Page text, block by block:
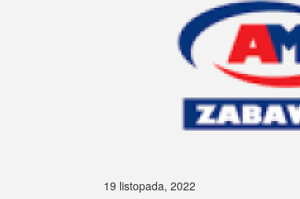
19 listopada, 2022